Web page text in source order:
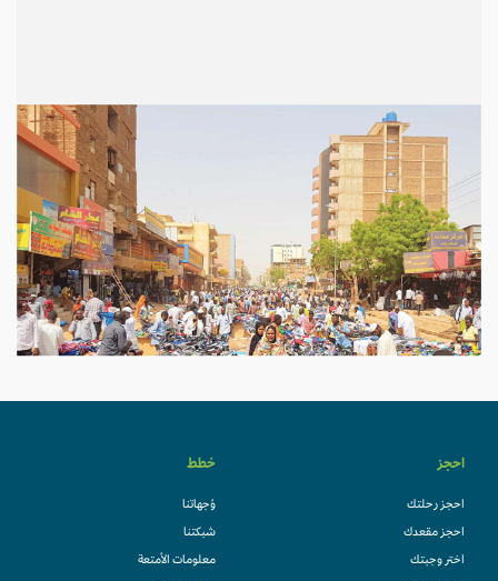
احجز
احجز رحلتك
احجز مقعدك
اختر وجبتك
خطط
وُجهاتنا
شبكتنا
معلومات الأمتعة